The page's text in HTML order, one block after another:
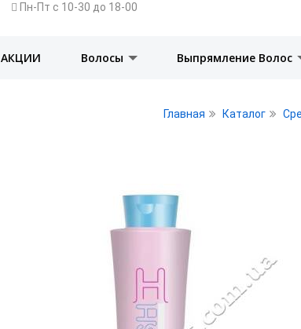
Пн-Пт с 10-30 до 18-00
АКЦИИ Волосы Выпрямление Волос
Главная Каталог